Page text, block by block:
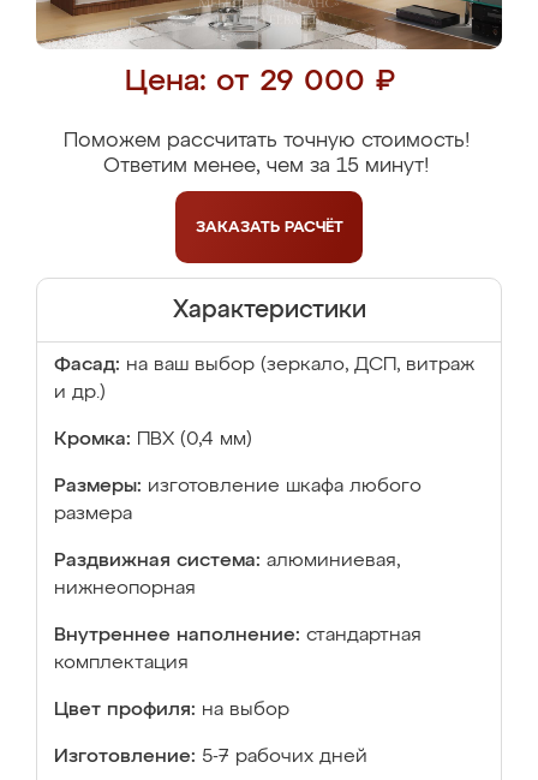
Цена: от 29 000 ₽
Поможем рассчитать точную стоимость!
Ответим менее, чем за 15 минут!
ЗАКАЗАТЬ РАСЧЁТ
Характеристики
Фасад: на ваш выбор (зеркало, ДСП, витраж
и др.)
Кромка: ПВХ (0,4 мм)
Размеры: изготовление шкафа любого
размера
Раздвижная система: алюминиевая,
нижнеопорная
Внутреннее наполнение: стандартная
комплектация
Цвет профиля: на выбор
Изготовление: 5-7 рабочих дней